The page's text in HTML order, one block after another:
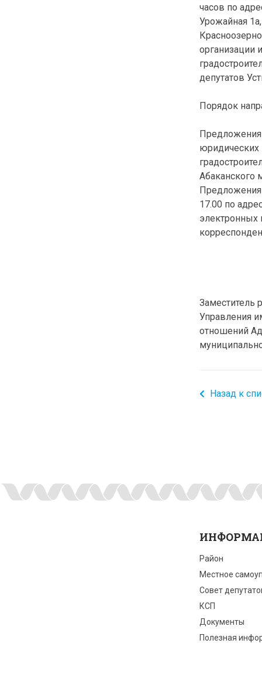
часов по
Урожайная
организации
депутатов
Порядок
юридических
Абаканского
Предложения
17.00 по
электронных
Заместитель
Управления
отношений
Назад к
Район
Местное
Совет
КСП
Документы
Полезная